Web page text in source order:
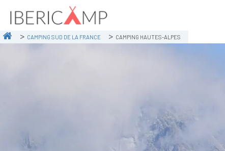
CAMPING SUD DE LA FRANCE CAMPING HAUTES-ALPES